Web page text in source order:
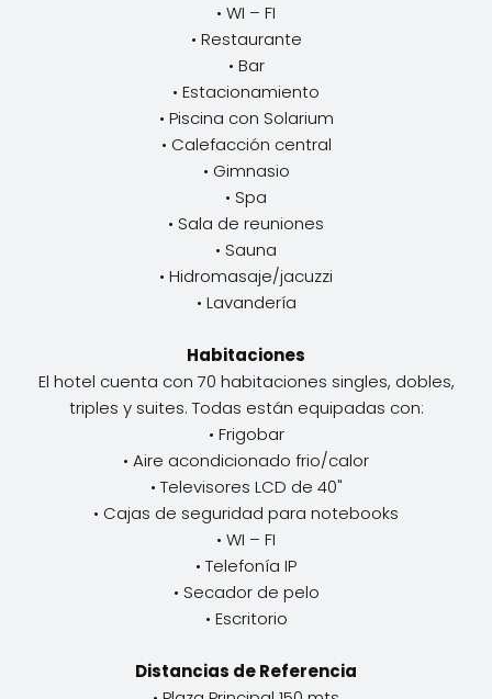
• WI – FI
• Restaurante
• Bar
• Estacionamiento
• Piscina con Solarium
• Calefacción central
• Gimnasio
• Spa
• Sala de reuniones
• Sauna
• Hidromasaje/jacuzzi
• Lavandería
Habitaciones
El hotel cuenta con 70 habitaciones singles, dobles,
triples y suites. Todas están equipadas con:
• Frigobar
• Aire acondicionado frio/calor
• Televisores LCD de 40"
• Cajas de seguridad para notebooks
• WI – FI
• Telefonía IP
• Secador de pelo
• Escritorio
Distancias de Referencia